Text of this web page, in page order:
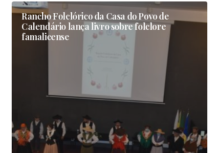
Rancho Folclórico da Casa do Povo de
Calendário lança livro sobre folclore
famalicense